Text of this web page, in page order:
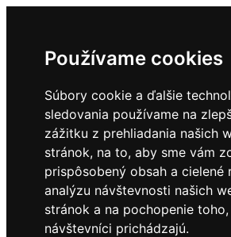
Používame cookies
Súbory cookie a ďalšie
sledovania používame na
zážitku z prehliadania našich
stránok, na to, aby sme vám
prispôsobený obsah a cielené
analýzu návštevnosti našich
stránok a na pochopenie
návštevníci prichádzajú.